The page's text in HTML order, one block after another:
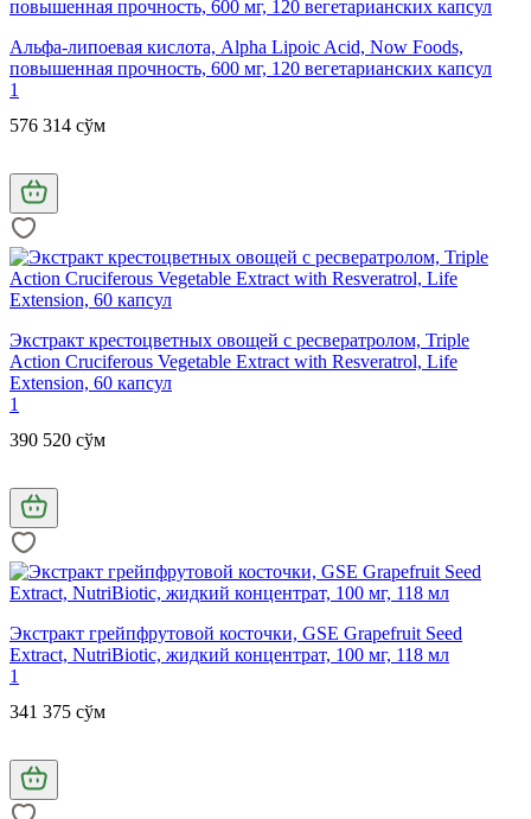
Альфа-липоевая кислота, Alpha Lipoic Acid, Now Foods,
повышенная прочность, 600 мг, 120 вегетарианских капсул
1
576 314 сўм
Экстракт крестоцветных овощей с ресвератролом, Triple
Action Cruciferous Vegetable Extract with Resveratrol, Life
Extension, 60 капсул
1
390 520 сўм
Экстракт грейпфрутовой косточки, GSE Grapefruit Seed
Extract, NutriBiotic, жидкий концентрат, 100 мг, 118 мл
1
341 375 сўм